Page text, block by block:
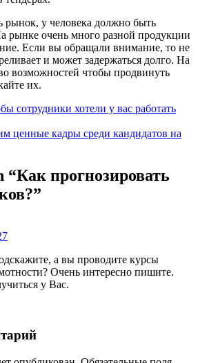
рынок, у человека должно быть
рынке очень много разной продукции
Если вы обращали внимание, то не
и может задержаться долго. На
возможностей чтобы продвинуть
их.
сотрудники хотели у вас работать
ценные кадры среди кандидатов на
“Как прогнозировать
”
а вы проводите курсы
Очень интересно пишите.
у Вас.